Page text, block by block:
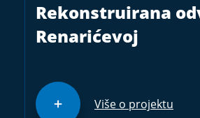
Rekonstruirana
Renarićevoj
Više o projektu